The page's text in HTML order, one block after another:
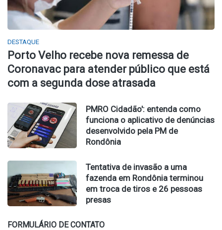
DESTAQUE
Porto Velho recebe nova remessa de
Coronavac para atender público que está
com a segunda dose atrasada
PMRO Cidadão': entenda como
funciona o aplicativo de denúncias
desenvolvido pela PM de
Rondônia
Tentativa de invasão a uma
fazenda em Rondônia terminou
em troca de tiros e 26 pessoas
presas
FORMULÁRIO DE CONTATO